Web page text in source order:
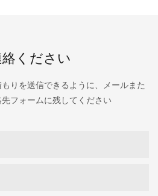
ください
りを送信できるように、メールまた
フォームに残してください